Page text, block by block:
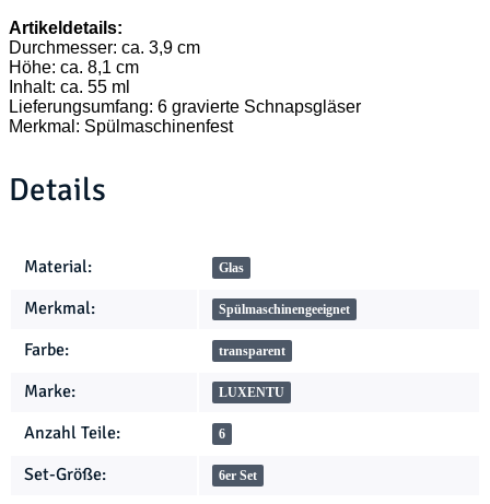
Artikeldetails:
Durchmesser: ca. 3,9 cm
Höhe: ca. 8,1 cm
Inhalt: ca. 55 ml
Lieferungsumfang: 6 gravierte Schnapsgläser
Merkmal: Spülmaschinenfest
Details
Produkteigenschaft
Wert
Material: Glas
Merkmal: Spülmaschinengeeignet
Farbe: transparent
Marke: LUXENTU
Anzahl Teile: 6
Set-Größe: 6er Set